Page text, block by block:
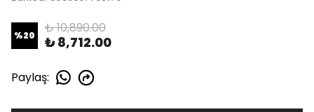
%20 ₺ 10,890.00
₺ 8,712.00
Paylaş: